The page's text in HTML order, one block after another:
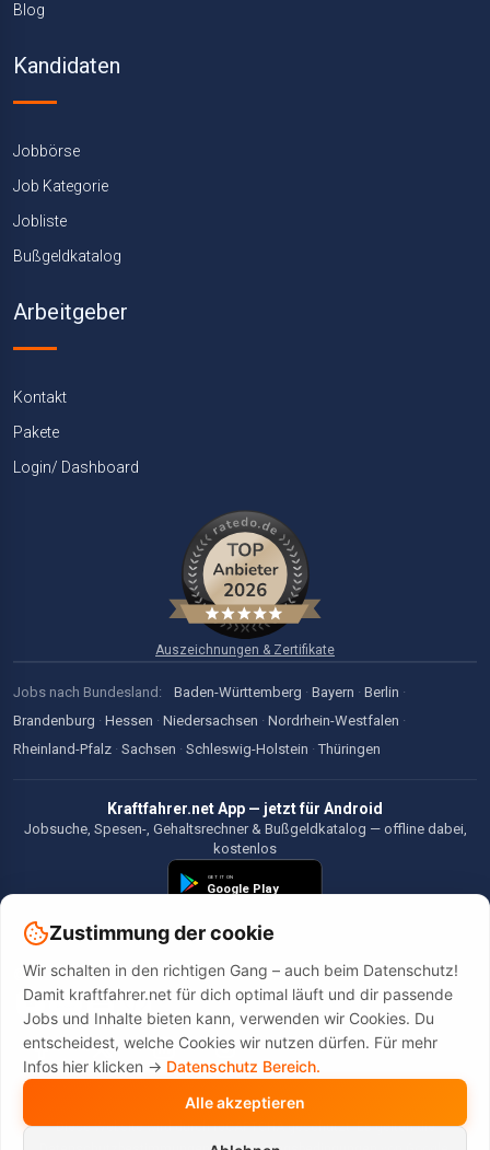
Blog
Kandidaten
Jobbörse
Job Kategorie
Jobliste
Bußgeldkatalog
Arbeitgeber
Kontakt
Pakete
Login/ Dashboard
Auszeichnungen & Zertifikate
Jobs nach Bundesland: Baden-Württemberg · Bayern · Berlin ·
Brandenburg · Hessen · Niedersachsen · Nordrhein-Westfalen ·
Rheinland-Pfalz · Sachsen · Schleswig-Holstein · Thüringen
Kraftfahrer.net App — jetzt für Android
Jobsuche, Spesen-, Gehaltsrechner & Bußgeldkatalog — offline dabei,
kostenlos
©2026 Kraftfahrer.net. Alle Rechte vorbehalten.
Diese Website wird durch reCAPTCHA geschützt. Es gelten die
Zustimmung der cookie
Wir schalten in den richtigen Gang – auch beim Datenschutz!
Damit kraftfahrer.net für dich optimal läuft und dir passende
Jobs und Inhalte bieten kann, verwenden wir Cookies. Du
entscheidest, welche Cookies wir nutzen dürfen. Für mehr
Infos hier klicken -> Datenschutz Bereich.
Alle akzeptieren